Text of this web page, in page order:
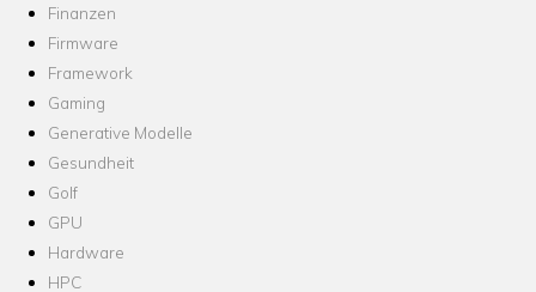
Finanzen
Firmware
Framework
Gaming
Generative Modelle
Gesundheit
Golf
GPU
Hardware
HPC